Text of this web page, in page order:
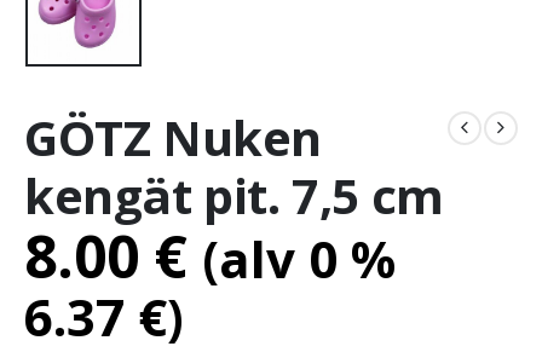
GÖTZ Nuken
kengät pit. 7,5 cm
8.00 € (alv 0 %
6.37 €)